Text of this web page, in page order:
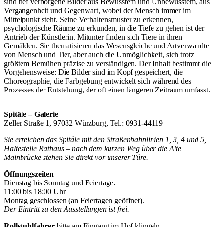
Vergangenheit und Gegenwart, wobei der Mensch immer im
Mittelpunkt steht. Seine Verhaltensmuster zu erkennen,
psychologische Räume zu erkunden, in die Tiefe zu gehen ist der
Antrieb der Künstlerin. Mitunter finden sich Tiere in ihren
Gemälden. Sie thematisieren das Wesensgleiche und Artverwandte
von Mensch und Tier, aber auch die Unmöglichkeit, sich trotz
größtem Bemühen präzise zu verständigen. Der Inhalt bestimmt die
Vorgehensweise: Die Bilder sind im Kopf gespeichert, die
Choreographie, die Farbgebung entwickelt sich während des
Prozesses der Entstehung, der oft einen längeren Zeitraum umfasst.
Spitäle – Galerie
Zeller Straße 1, 97082 Würzburg, Tel.: 0931-44119
Sie erreichen das Spitäle mit den Straßenbahnlinien 1, 3, 4 und 5,
Haltestelle Rathaus – nach dem kurzen Weg über die Alte
Mainbrücke stehen Sie direkt vor unserer Türe.
Öffnungszeiten
Dienstag bis Sonntag und Feiertage:
11:00 bis 18:00 Uhr
Montag geschlossen (an Feiertagen geöffnet).
Der Eintritt zu den Ausstellungen ist frei.